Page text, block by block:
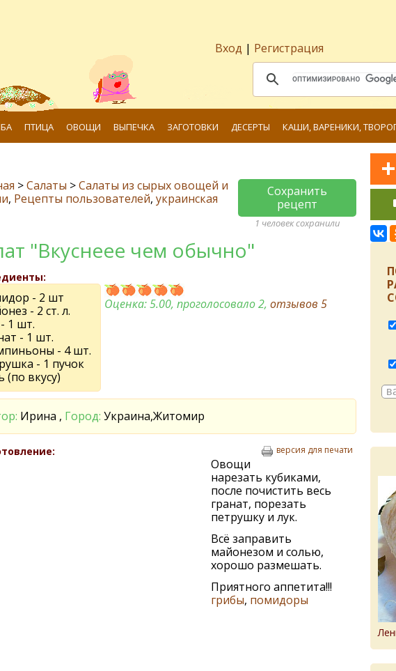
Вход | Регистрация
ПТИЦА ОВОЩИ ВЫПЕЧКА ЗАГОТОВКИ ДЕСЕРТЫ КАШИ, ВАРЕНИКИ,
>Салаты >Салаты из сырых овощей и
, Рецепты пользователей, украинская
Сохранить
рецепт
1 человек сохранили
"Вкуснеее чем обычно"
- 2 шт
- 2 ст. л.
1 шт.
- 1 шт.
- 4 шт.
- 1 пучок
(по вкусу)
Оценка:5.00, проголосовало 2,отзывов5
Ирина , Город: Украина,Житомир
версия для печати
Овощи
нарезать кубиками,
после почистить весь
гранат, порезать
петрушку и лук.
Всё заправить
майонезом и солью,
хорошо размешать.
Приятного аппетита!!!
грибы, помидоры